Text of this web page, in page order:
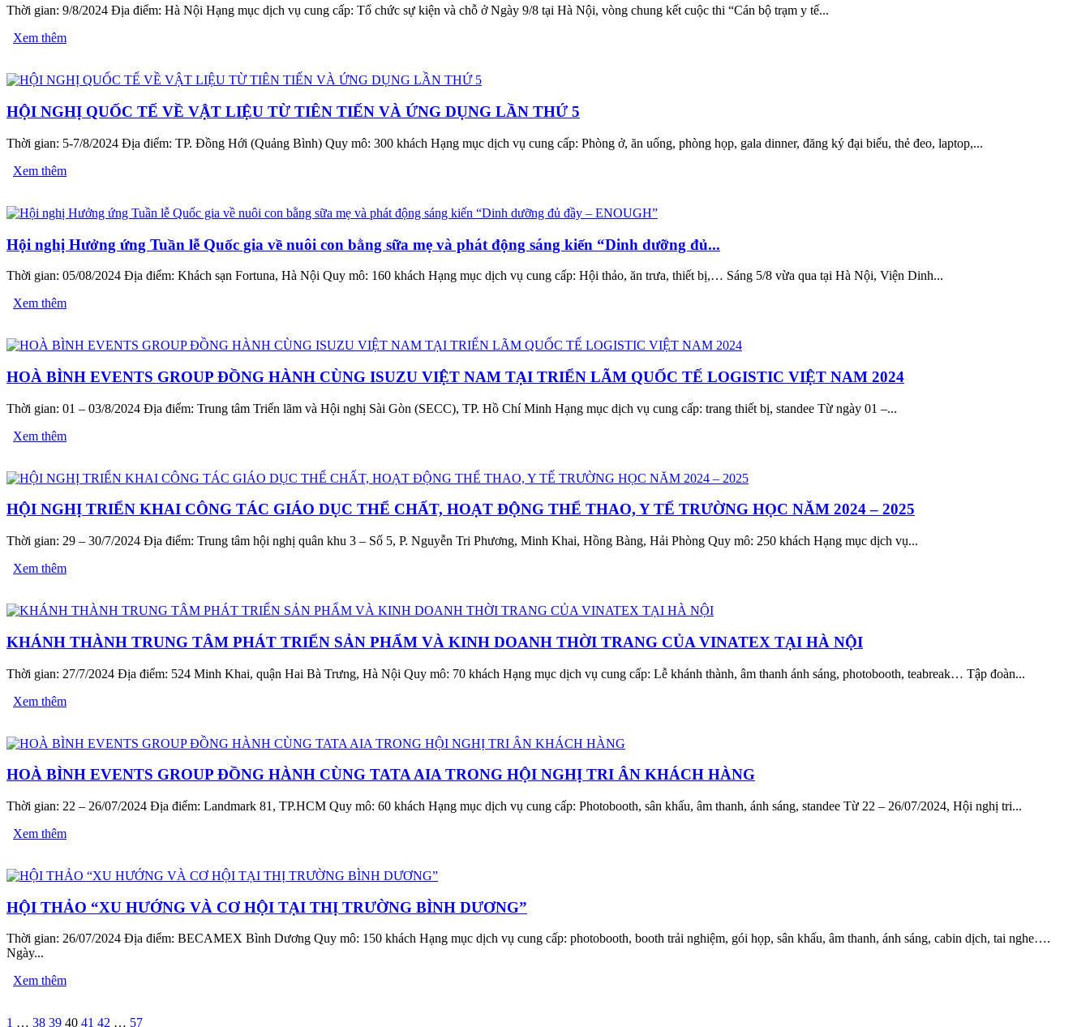
Thời gian: 9/8/2024 Địa điểm: Hà Nội Hạng mục dịch vụ cung cấp: Tổ chức sự kiện và chỗ ở Ngày 9/8 tại Hà Nội, vòng chung kết cuộc thi “Cán bộ trạm y tế...
Xem thêm
HỘI NGHỊ QUỐC TẾ VỀ VẬT LIỆU TỪ TIÊN TIẾN VÀ ỨNG DỤNG LẦN THỨ 5
Thời gian: 5-7/8/2024 Địa điểm: TP. Đồng Hới (Quảng Bình) Quy mô: 300 khách Hạng mục dịch vụ cung cấp: Phòng ở, ăn uống, phòng họp, gala dinner, đăng ký đại biểu, thẻ đeo, laptop,...
Xem thêm
Hội nghị Hưởng ứng Tuần lễ Quốc gia về nuôi con bằng sữa mẹ và phát động sáng kiến “Dinh dưỡng đủ...
Thời gian: 05/08/2024 Địa điểm: Khách sạn Fortuna, Hà Nội Quy mô: 160 khách Hạng mục dịch vụ cung cấp: Hội thảo, ăn trưa, thiết bị,… Sáng 5/8 vừa qua tại Hà Nội, Viện Dinh...
Xem thêm
HOÀ BÌNH EVENTS GROUP ĐỒNG HÀNH CÙNG ISUZU VIỆT NAM TẠI TRIỂN LÃM QUỐC TẾ LOGISTIC VIỆT NAM 2024
Thời gian: 01 – 03/8/2024 Địa điểm: Trung tâm Triển lãm và Hội nghị Sài Gòn (SECC), TP. Hồ Chí Minh Hạng mục dịch vụ cung cấp: trang thiết bị, standee Từ ngày 01 –...
Xem thêm
HỘI NGHỊ TRIỂN KHAI CÔNG TÁC GIÁO DỤC THỂ CHẤT, HOẠT ĐỘNG THỂ THAO, Y TẾ TRƯỜNG HỌC NĂM 2024 – 2025
Thời gian: 29 – 30/7/2024 Địa điểm: Trung tâm hội nghị quân khu 3 – Số 5, P. Nguyễn Tri Phương, Minh Khai, Hồng Bàng, Hải Phòng Quy mô: 250 khách Hạng mục dịch vụ...
Xem thêm
KHÁNH THÀNH TRUNG TÂM PHÁT TRIỂN SẢN PHẨM VÀ KINH DOANH THỜI TRANG CỦA VINATEX TẠI HÀ NỘI
Thời gian: 27/7/2024 Địa điểm: 524 Minh Khai, quận Hai Bà Trưng, Hà Nội Quy mô: 70 khách Hạng mục dịch vụ cung cấp: Lễ khánh thành, âm thanh ánh sáng, photobooth, teabreak… Tập đoàn...
Xem thêm
HOÀ BÌNH EVENTS GROUP ĐỒNG HÀNH CÙNG TATA AIA TRONG HỘI NGHỊ TRI ÂN KHÁCH HÀNG
Thời gian: 22 – 26/07/2024 Địa điểm: Landmark 81, TP.HCM Quy mô: 60 khách Hạng mục dịch vụ cung cấp: Photobooth, sân khấu, âm thanh, ánh sáng, standee Từ 22 – 26/07/2024, Hội nghị tri...
Xem thêm
HỘI THẢO “XU HƯỚNG VÀ CƠ HỘI TẠI THỊ TRƯỜNG BÌNH DƯƠNG”
Thời gian: 26/07/2024 Địa điểm: BECAMEX Bình Dương Quy mô: 150 khách Hạng mục dịch vụ cung cấp: photobooth, booth trải nghiệm, gói họp, sân khấu, âm thanh, ánh sáng, cabin dịch, tai nghe….
Ngày...
Xem thêm
1 … 38 39 40 41 42 … 57